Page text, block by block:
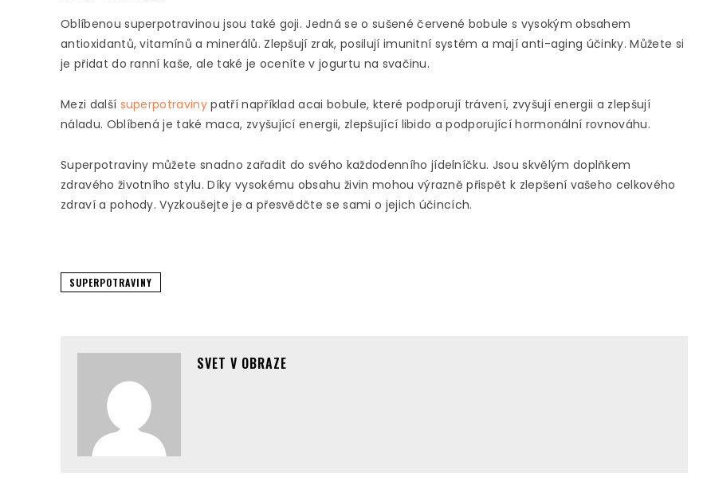
Oblíbenou superpotravinou jsou také goji. Jedná se o sušené červené bobule s vysokým obsahem
antioxidantů, vitamínů a minerálů. Zlepšují zrak, posilují imunitní systém a mají anti-aging účinky. Můžete si
je přidat do ranní kaše, ale také je oceníte v jogurtu na svačinu.
Mezi další superpotraviny patří například acai bobule, které podporují trávení, zvyšují energii a zlepšují
náladu. Oblíbená je také maca, zvyšující energii, zlepšující libido a podporující hormonální rovnováhu.
Superpotraviny můžete snadno zařadit do svého každodenního jídelníčku. Jsou skvělým doplňkem
zdravého životního stylu. Díky vysokému obsahu živin mohou výrazně přispět k zlepšení vašeho celkového
zdraví a pohody. Vyzkoušejte je a přesvědčte se sami o jejich účincích.
SUPERPOTRAVINY
SVET V OBRAZE